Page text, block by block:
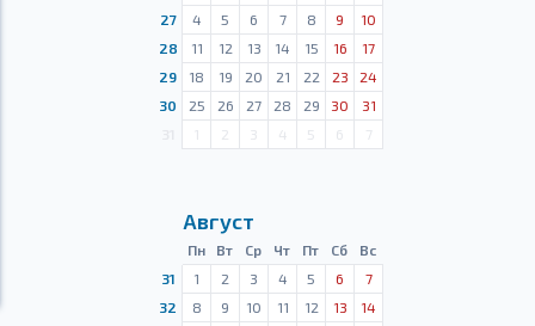
27
4 5 6 7 8 9
10
28
11 12 13 14 15 16
17
29
18 19 20 21 22 23
24
30
25 26 27 28 29 30
31
1 2 3 4 5 6 7
Август
Пн Вт Ср Чт Пт Сб
Вс
31
1 2 3 4 5 6
7
32
8 9 10 11 12 13
14